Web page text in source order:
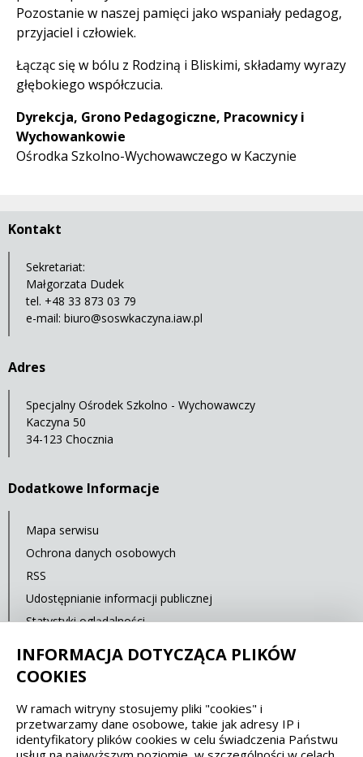
Pozostanie w naszej pamięci jako wspaniały pedagog,
przyjaciel i człowiek.
Łącząc się w bólu z Rodziną i Bliskimi, składamy wyrazy
głębokiego współczucia.
Dyrekcja, Grono Pedagogiczne, Pracownicy i
Wychowankowie
Ośrodka Szkolno-Wychowawczego w Kaczynie
Kontakt
Sekretariat:
Małgorzata Dudek
tel. +48 33 873 03 79
e-mail: biuro@soswkaczyna.iaw.pl
Adres
Specjalny Ośrodek Szkolno - Wychowawczy
Kaczyna 50
34-123 Chocznia
Dodatkowe Informacje
Mapa serwisu
Ochrona danych osobowych
RSS
Udostępnianie informacji publicznej
Statystyki oglądalności
Spełniamy standardy dostępności oraz W3C
WCAG 2.1 SECTION 508 EAA/EN 301549
INFORMACJA DOTYCZĄCA PLIKÓW
COOKIES
W ramach witryny stosujemy pliki "cookies" i
przetwarzamy dane osobowe, takie jak adresy IP i
identyfikatory plików cookies w celu świadczenia Państwu